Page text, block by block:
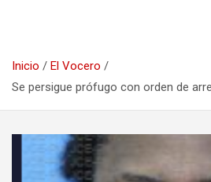
Inicio
El Vocero
Se persigue prófugo con orden de